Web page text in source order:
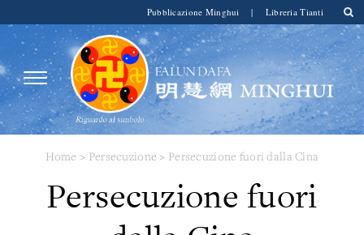
Pubblicazione Minghui | Libreria Tianti
Home > Persecuzione > Persecuzione fuori dalla Cina
Persecuzione fuori